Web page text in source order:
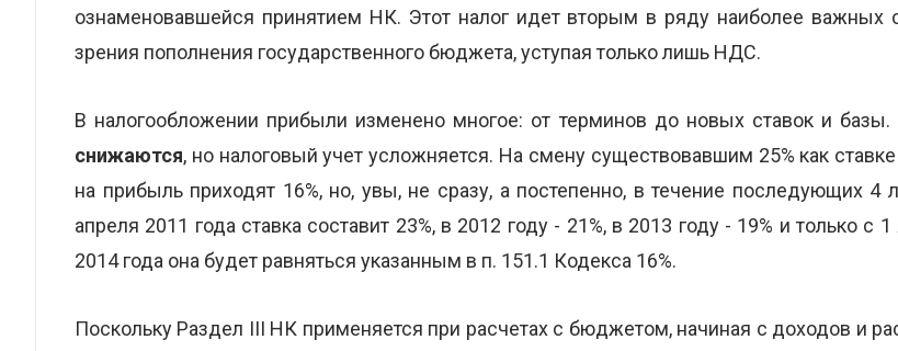
ознаменовавшейся принятием НК. Этот налог идет вторым в ряду наиболее важных
зрения пополнения государственного бюджета, уступая только лишь НДС.
В налогообложении прибыли изменено многое: от терминов до новых ставок и базы.
снижаются, но налоговый учет усложняется. На смену существовавшим 25% как ставке
на прибыль приходят 16%, но, увы, не сразу, а постепенно, в течение последующих 4
апреля 2011 года ставка составит 23%, в 2012 году - 21%, в 2013 году - 19% и только с 1
2014 года она будет равняться указанным в п. 151.1 Кодекса 16%.
Поскольку Раздел III НК применяется при расчетах с бюджетом, начиная с доходов и